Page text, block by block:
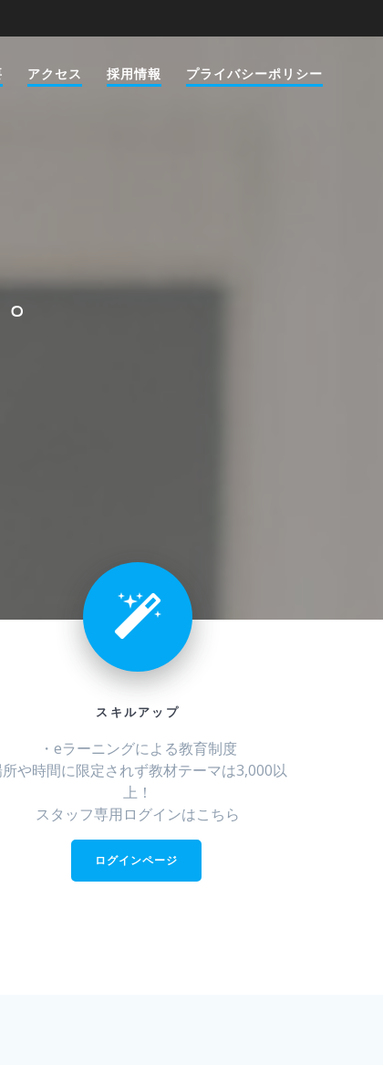
アクセス 採用情報 プライバシーポリシー
スキルアップ
・eラーニングによる教育制度
や時間に限定されず教材テーマは3,000以
上！
スタッフ専用ログインはこちら
ログインページ